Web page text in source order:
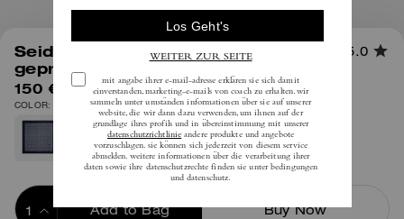
Seidiges Quadrat-Tuch mit
geprägtem Signature-Print
5.0
150 € inkl. MwSt.
COLOR: Ahorn
Add to Bag Buy Now